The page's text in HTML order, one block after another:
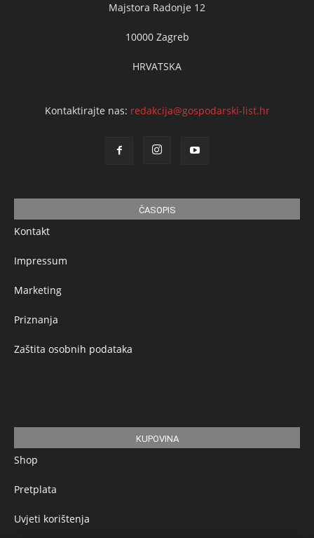
Majstora Radonje 12
10000 Zagreb
HRVATSKA
Kontaktirajte nas: redakcija@gospodarski-list.hr
ČASOPIS
Kontakt
Impressum
Marketing
Priznanja
Zaštita osobnih podataka
KUPOVINA
Shop
Pretplata
Uvjeti korištenja